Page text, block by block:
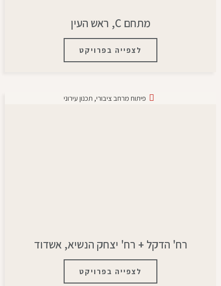
מתחם C, ראש העין
לצפייה בפרויקט
פיתוח מרחב ציבורי, תכנון עירוני
רח' הדקל + רח' יצחק הנשיא, אשדוד
לצפייה בפרויקט